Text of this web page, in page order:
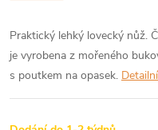
Praktický lehký lovecký nůž.
je vyrobena z mořeného
s poutkem na opasek.